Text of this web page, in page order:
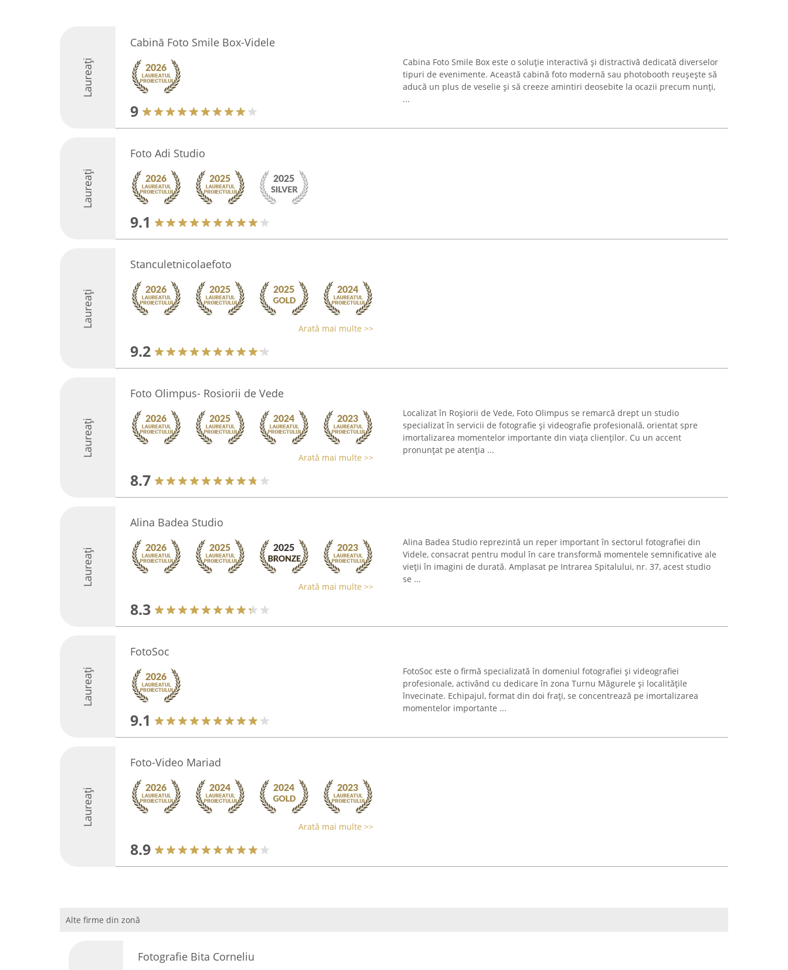
Laureați
Cabină Foto Smile Box-Videle
9
Cabina Foto Smile Box este o soluție interactivă și distractivă dedicată diverselor
tipuri de evenimente. Această cabină foto modernă sau photobooth reușește să
aducă un plus de veselie și să creeze amintiri deosebite la ocazii precum nunți,
...
Laureați
Foto Adi Studio
9.1
Laureați
Stanculetnicolaefoto
Arată mai multe >>
9.2
Laureați
Foto Olimpus- Rosiorii de Vede
Arată mai multe >>
8.7
Localizat în Roșiorii de Vede, Foto Olimpus se remarcă drept un studio
specializat în servicii de fotografie și videografie profesională, orientat spre
imortalizarea momentelor importante din viața clienților. Cu un accent
pronunțat pe atenția ...
Laureați
Alina Badea Studio
Arată mai multe >>
8.3
Alina Badea Studio reprezintă un reper important în sectorul fotografiei din
Videle, consacrat pentru modul în care transformă momentele semnificative ale
vieții în imagini de durată. Amplasat pe Intrarea Spitalului, nr. 37, acest studio
se ...
Laureați
FotoSoc
9.1
FotoSoc este o firmă specializată în domeniul fotografiei și videografiei
profesionale, activând cu dedicare în zona Turnu Măgurele și localitățile
învecinate. Echipajul, format din doi frați, se concentrează pe imortalizarea
momentelor importante ...
Laureați
Foto-Video Mariad
Arată mai multe >>
8.9
Alte firme din zonă
Fotografie Bita Corneliu